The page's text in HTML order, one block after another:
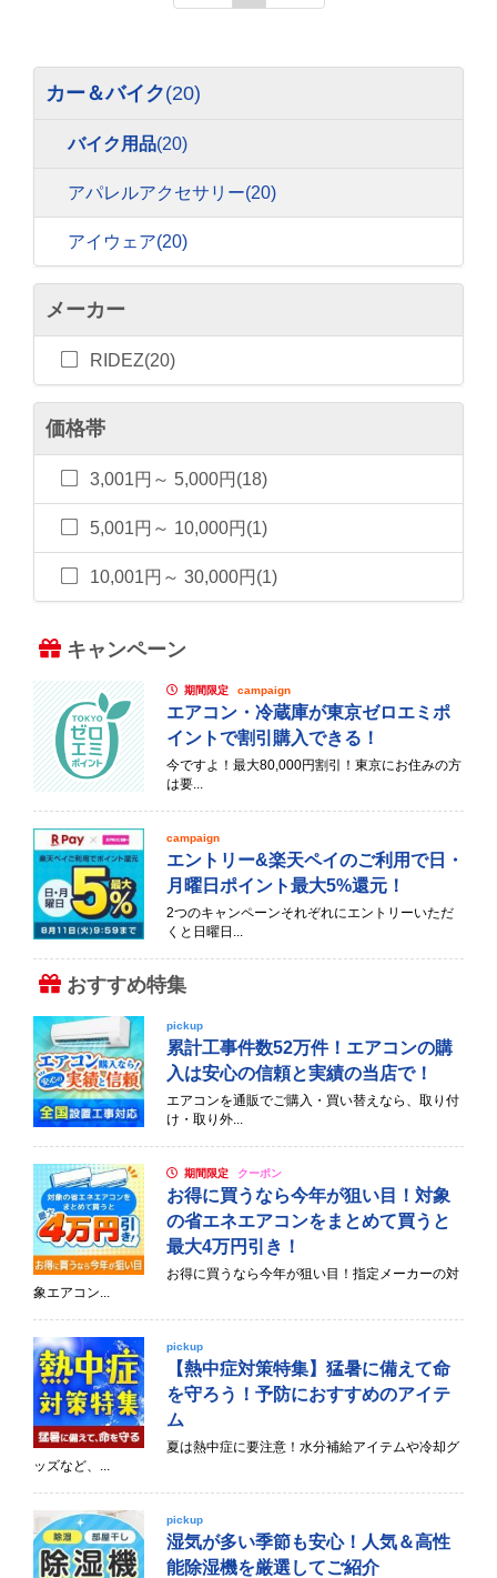
カー＆バイク(20)
バイク用品(20)
アパレルアクセサリー(20)
アイウェア(20)
メーカー
RIDEZ(20)
価格帯
3,001円～ 5,000円(18)
5,001円～ 10,000円(1)
10,001円～ 30,000円(1)
キャンペーン
期間限定 campaign
エアコン・冷蔵庫が東京ゼロエミポ
イントで割引購入できる！
今ですよ！最大80,000円割引！東京にお住みの方
は要...
campaign
エントリー&楽天ペイのご利用で日・
月曜日ポイント最大5%還元！
2つのキャンペーンそれぞれにエントリーいただ
くと日曜日...
おすすめ特集
pickup
累計工事件数52万件！エアコンの購
入は安心の信頼と実績の当店で！
エアコンを通販でご購入・買い替えなら、取り付
け・取り外...
期間限定 クーポン
お得に買うなら今年が狙い目！対象
の省エネエアコンをまとめて買うと
最大4万円引き！
お得に買うなら今年が狙い目！指定メーカーの対
象エアコン...
pickup
【熱中症対策特集】猛暑に備えて命
を守ろう！予防におすすめのアイテ
ム
夏は熱中症に要注意！水分補給アイテムや冷却グ
ッズなど、...
pickup
湿気が多い季節も安心！人気＆高性
能除湿機を厳選してご紹介